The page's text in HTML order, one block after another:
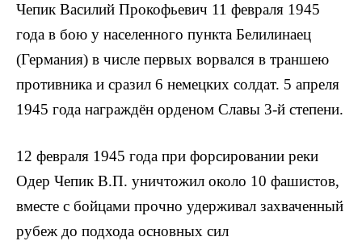
Чепик Василий Прокофьевич 11 февраля 1945
года в бою у населенного пункта Белилинаец
(Гер­мания) в числе первых ворвался в траншею
противника и сразил 6 немецких сол­дат. 5 апреля
1945 года награждён орденом Славы 3-й степени.
12 февраля 1945 года при форсировании реки
Одер Чепик В.П. уничтожил около 10 фашистов,
вме­сте с бойцами прочно удерживал захваченный
рубеж до подхода основных сил